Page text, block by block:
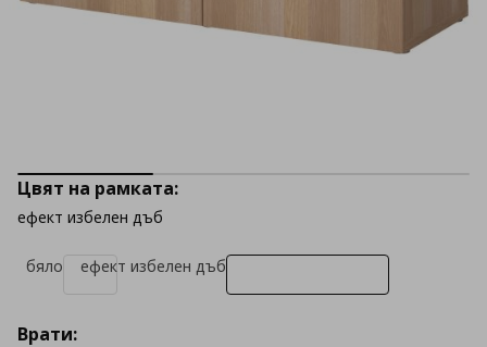
Цвят на рамката:
ефект избелен дъб
бяло ефект избелен дъб
Врати: